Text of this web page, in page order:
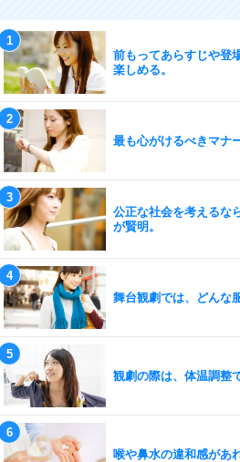
前もってあらすじや登
楽しめる。
最も心がけるべきマナ
公正な社会を考えるな
が賢明。
舞台観劇では、どんな
観劇の際は、体温調整
喉や鼻水の違和感があ